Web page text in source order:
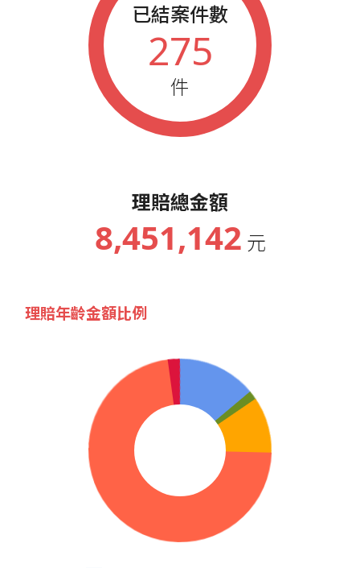
已結案件數
275
件
理賠總金額
8,451,142 元
理賠年齡金額比例